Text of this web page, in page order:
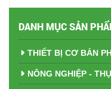
DANH MỤC SẢN
THIẾT BỊ CƠ BẢN
NÔNG NGHIỆP -